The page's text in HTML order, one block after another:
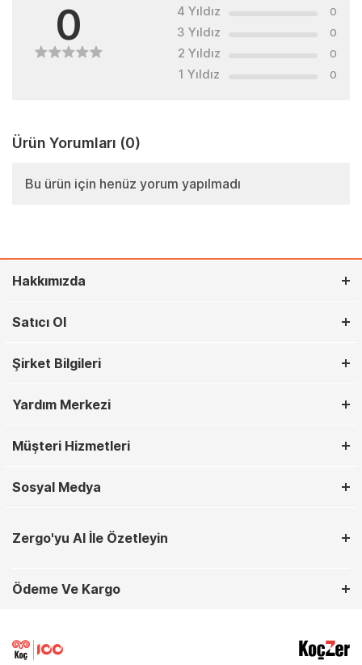
0 4 Yıldız 0
3 Yıldız 0
2 Yıldız 0
1 Yıldız 0
Ürün Yorumları (0)
Bu ürün için henüz yorum yapılmadı
Hakkımızda
Satıcı Ol
Şirket Bilgileri
Yardım Merkezi
Müşteri Hizmetleri
Sosyal Medya
Zergo'yu AI İle Özetleyin
Ödeme Ve Kargo